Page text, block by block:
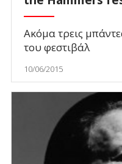
Ακόμα τρεις
του φεστιβάλ
10/06/2015